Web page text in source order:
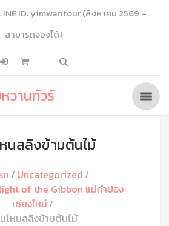
ID: yimwantour (สิงหาคม 2569 –
สามารถจองได้)
วานทัวร์
นสลิงข้ามต้นไม้
ก
Uncategorized
of the Gibbon แม่กําปอง
เชียงใหม่
โหนสลิงข้ามต้นไม้